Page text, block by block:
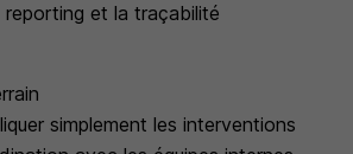
reporting et la traçabilité
simplement les interventions